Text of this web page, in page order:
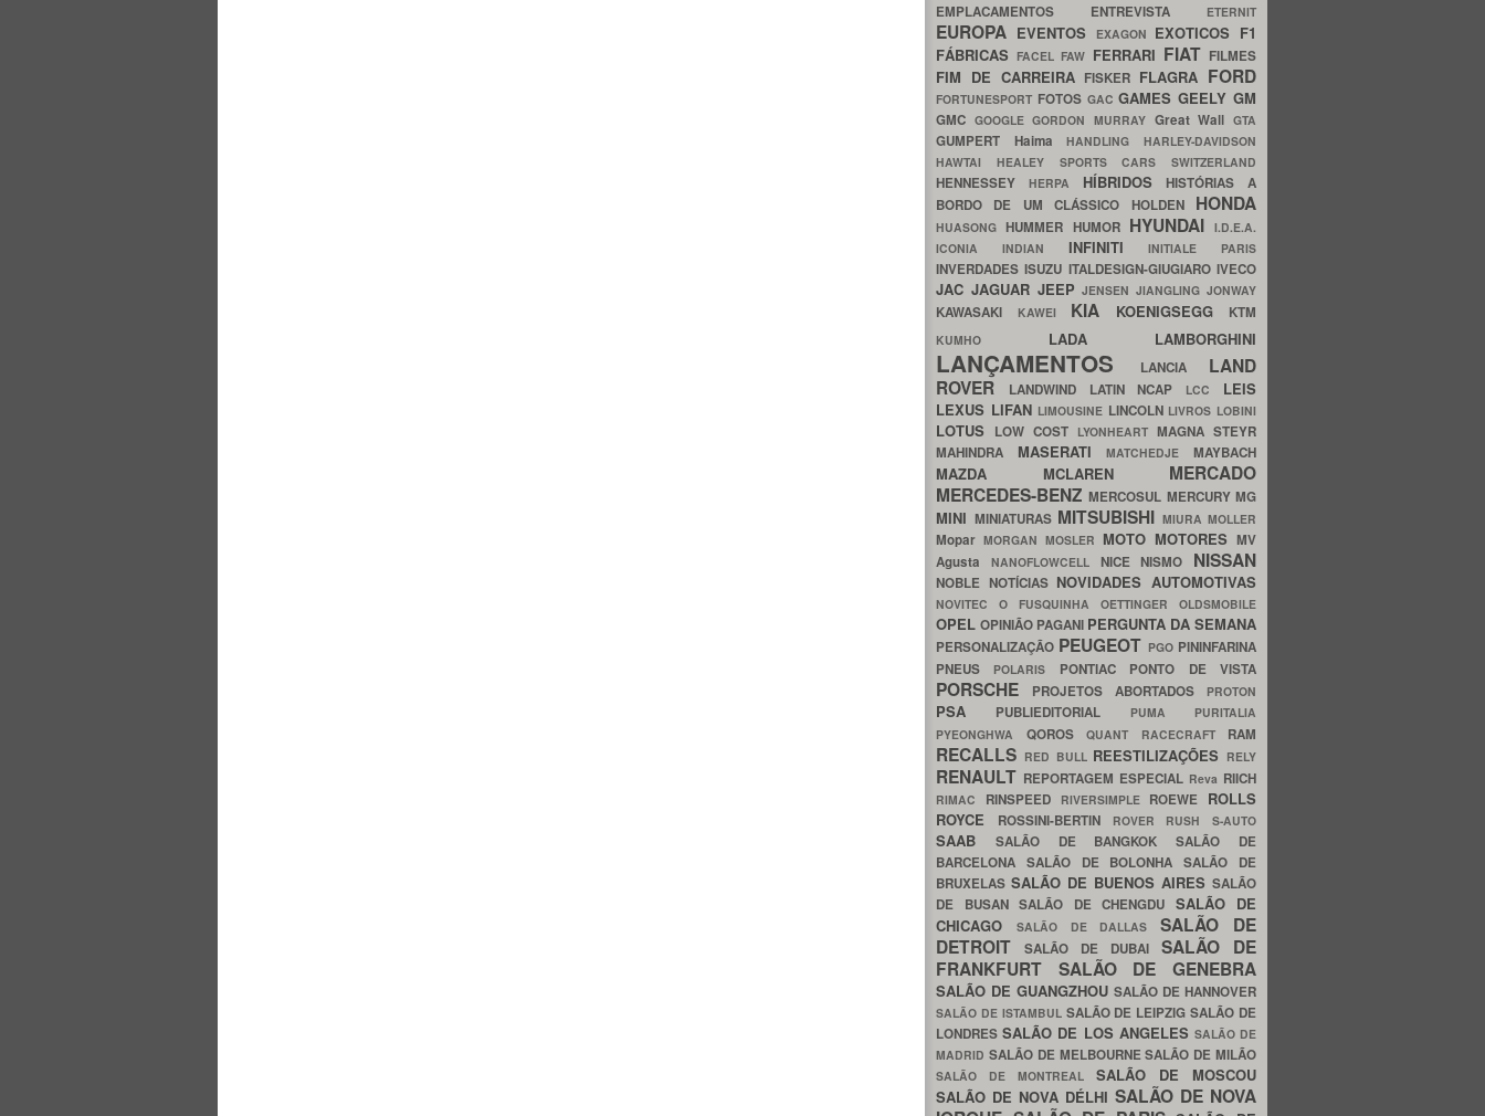
EMPLACAMENTOS ENTREVISTA ETERNIT
EUROPA EVENTOS EXAGON EXOTICOS F1
FÁBRICASFACELFAW FERRARI FIAT FILMES
FIM DE CARREIRA FISKER FLAGRA FORD
FORTUNESPORT FOTOS GACGAMESGEELYGM
GMC GOOGLEGORDON MURRAY Great WallGTA
GUMPERT HaimaHANDLINGHARLEY-DAVIDSON
HAWTAI HEALEY SPORTS CARS SWITZERLAND
HENNESSEY HERPA HÍBRIDOSHISTÓRIAS A
BORDO DE UM CLÁSSICO HOLDEN HONDA
HUASONGHUMMER HUMOR HYUNDAI I.D.E.A.
ICONIA INDIAN INFINITIINITIALE PARIS
INVERDADESISUZU ITALDESIGN-GIUGIAROIVECO
JAC JAGUAR JEEPJENSENJIANGLINGJONWAY
KAWASAKI KAWEI KIA KOENIGSEGG KTM
KUMHO LADA LAMBORGHINI
LANÇAMENTOS LANCIA LAND
ROVER
LANDWIND LATIN NCAP LCC LEIS
LEXUS LIFAN LIMOUSINE LINCOLN LIVROS LOBINI
LOTUS LOW COST LYONHEART MAGNA STEYR
MAHINDRA MASERATIMATCHEDJEMAYBACH
MAZDA MCLAREN MERCADO
MERCEDES-BENZMERCOSUL MERCURYMG
MINI MINIATURAS MITSUBISHI MIURA MOLLER
Mopar MORGAN MOSLER MOTO MOTORES MV
Agusta NANOFLOWCELL NICENISMO NISSAN
NOBLE NOTÍCIAS NOVIDADES AUTOMOTIVAS
NOVITEC O FUSQUINHA OETTINGER OLDSMOBILE
OPEL OPINIÃO PAGANI PERGUNTA DA SEMANA
PERSONALIZAÇÃO PEUGEOT PGO PININFARINA
PNEUS
POLARIS PONTIAC PONTO DE VISTA
PORSCHE PROJETOS ABORTADOS PROTON
PSA PUBLIEDITORIAL PUMA PURITALIA
PYEONGHWA QOROS QUANT RACECRAFT RAM
RECALLS RED BULL REESTILIZAÇÕES RELY
RENAULT REPORTAGEM ESPECIAL Reva RIICH
RIMAC RINSPEED RIVERSIMPLE ROEWE ROLLS
ROYCE
ROSSINI-BERTIN ROVER RUSH S-AUTO
SAAB SALÃO DE BANGKOKSALÃO DE
BARCELONA SALÃO DE BOLONHASALÃO DE
BRUXELAS SALÃO DE BUENOS AIRES SALÃO
DE BUSAN SALÃO DE CHENGDU SALÃO DE
CHICAGO
SALÃO DE DALLASSALÃO DE
DETROIT
SALÃO DE DUBAI SALÃO DE
FRANKFURT SALÃO DE GENEBRA
SALÃO DE GUANGZHOU SALÃO DE HANNOVER
SALÃO DE ISTAMBUL SALÃO DE LEIPZIGSALÃO DE
LONDRESSALÃO DE LOS ANGELES SALÃO DE
MADRID SALÃO DE MELBOURNESALÃO DE MILÃO
SALÃO DE MONTREAL SALÃO DE MOSCOU
SALÃO DE NOVA DÉLHI SALÃO DE NOVA